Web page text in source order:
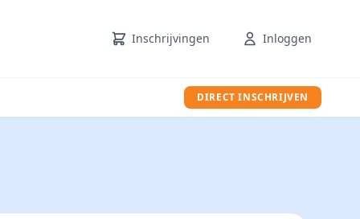
Inschrijvingen Inloggen
DIRECT INSCHRIJVEN